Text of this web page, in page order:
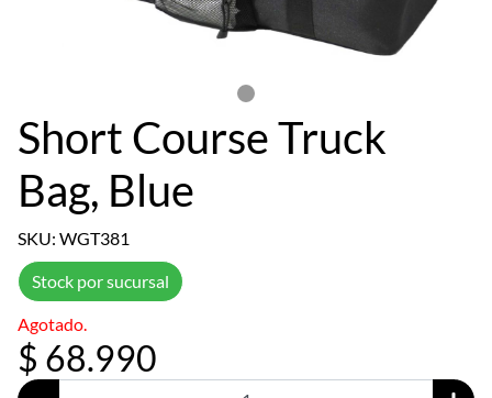
Short Course Truck
Bag, Blue
SKU: WGT381
Stock por sucursal
Agotado.
$ 68.990